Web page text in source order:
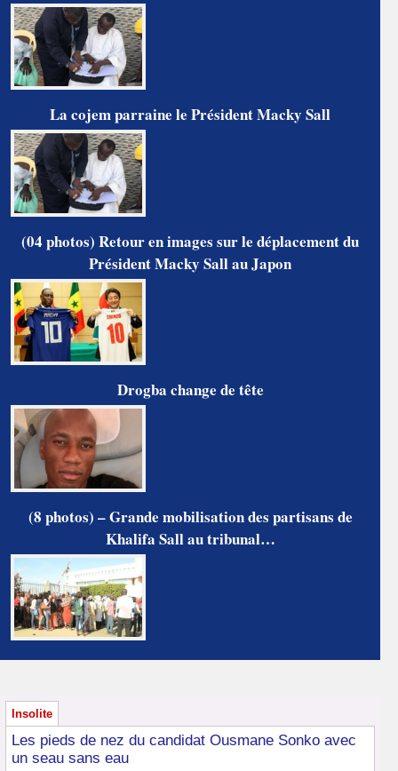
La cojem parraine le Président Macky Sall
(04 photos) Retour en images sur le déplacement du
Président Macky Sall au Japon
Drogba change de tête
(8 photos) – Grande mobilisation des partisans de
Khalifa Sall au tribunal…
Insolite
Les pieds de nez du candidat Ousmane Sonko avec
un seau sans eau